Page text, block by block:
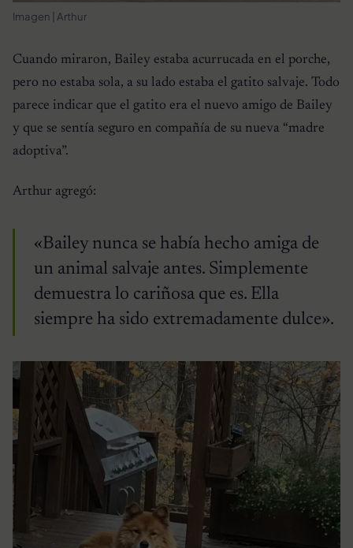
Imagen | Arthur
Cuando miraron, Bailey estaba acurrucada en el porche,
pero no estaba sola, a su lado estaba el gatito salvaje. Todo
parece indicar que el gatito era el nuevo amigo de Bailey
y que se sentía seguro en compañía de su nueva “madre
adoptiva”.
Arthur agregó:
«Bailey nunca se había hecho amiga de
un animal salvaje antes. Simplemente
demuestra lo cariñosa que es. Ella
siempre ha sido extremadamente dulce».